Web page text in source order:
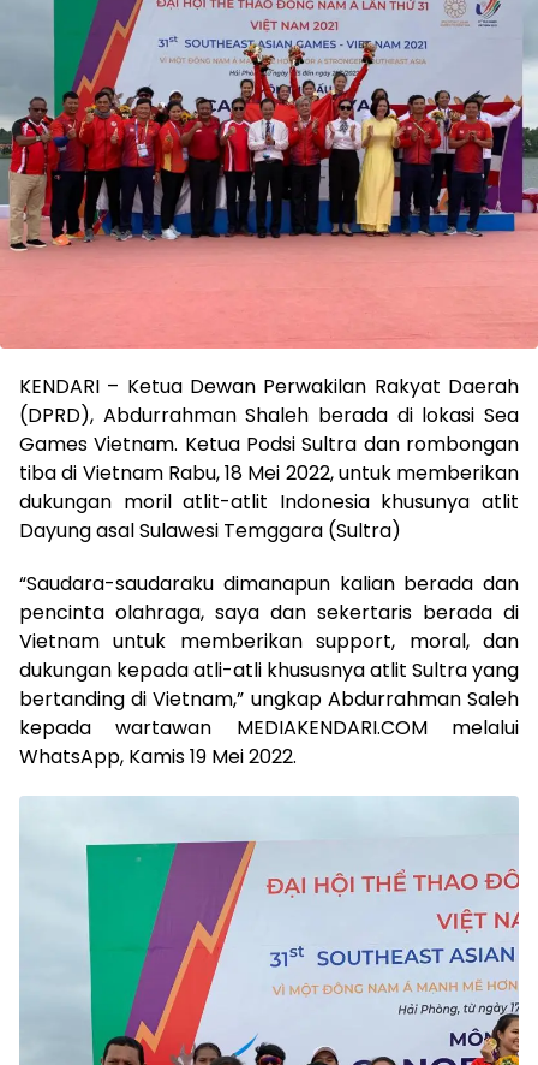
KENDARI – Ketua Dewan Perwakilan Rakyat Daerah
(DPRD), Abdurrahman Shaleh berada di lokasi Sea
Games Vietnam. Ketua Podsi Sultra dan rombongan
tiba di Vietnam Rabu, 18 Mei 2022, untuk memberikan
dukungan moril atlit-atlit Indonesia khusunya atlit
Dayung asal Sulawesi Temggara (Sultra)
“Saudara-saudaraku dimanapun kalian berada dan
pencinta olahraga, saya dan sekertaris berada di
Vietnam untuk memberikan support, moral, dan
dukungan kepada atli-atli khususnya atlit Sultra yang
bertanding di Vietnam,” ungkap Abdurrahman Saleh
kepada wartawan MEDIAKENDARI.COM melalui
WhatsApp, Kamis 19 Mei 2022.